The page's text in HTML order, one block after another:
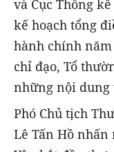
và Cục Thống
kế hoạch tổng
hành chính năm
chỉ đạo, Tổ
những nội dung
Phó Chủ tịch
Lê Tấn Hồ